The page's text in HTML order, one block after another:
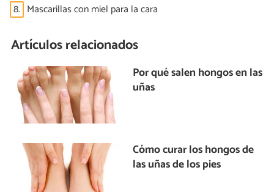
8. Mascarillas con miel para la cara
Artículos relacionados
Por qué salen hongos en las
uñas
Cómo curar los hongos de
las uñas de los pies